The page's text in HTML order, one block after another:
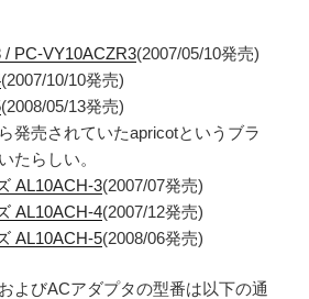
/ PC-VY10ACZR3(2007/05/10発売)
(2007/10/10発売)
(2008/05/13発売)
発売されていたapricotというブラ
たらしい。
AL10ACH-3(2007/07発売)
AL10ACH-4(2007/12発売)
AL10ACH-5(2008/06発売)
よびACアダプタの型番は以下の通